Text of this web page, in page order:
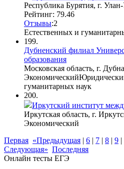
Республика Бурятия, г.
Рейтинг: 79.46
Отзывы:2
Естественных и
199.
Дубненский филиал
образования
Московская область, г. Дубна
Экономический
гуманитарных наук
200.
Иркутский институт
Иркутская область, г.
Экономический
Первая «Предыдущая | 6 | 7 | 8 | 9 |
Следующая» Последняя
Онлайн тесты ЕГЭ